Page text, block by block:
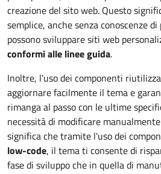
creazione del sito web. Questo
semplice, anche senza conoscenze
possono sviluppare siti web
conformi alle linee guida.
Inoltre, l'uso dei componenti
aggiornare facilmente il tema e
rimanga al passo con le ultime
necessità di modificare
significa che tramite l'uso dei
low-code, il tema ti consente di
fase di sviluppo che in quella di